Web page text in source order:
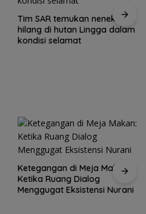
Tim SAR temukan nenek
hilang di hutan Lingga dalam
kondisi selamat
Ketegangan di Meja Makan:
Ketika Ruang Dialog
Menggugat Eksistensi Nurani